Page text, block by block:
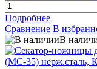
Подробнее
Сравнение В
В